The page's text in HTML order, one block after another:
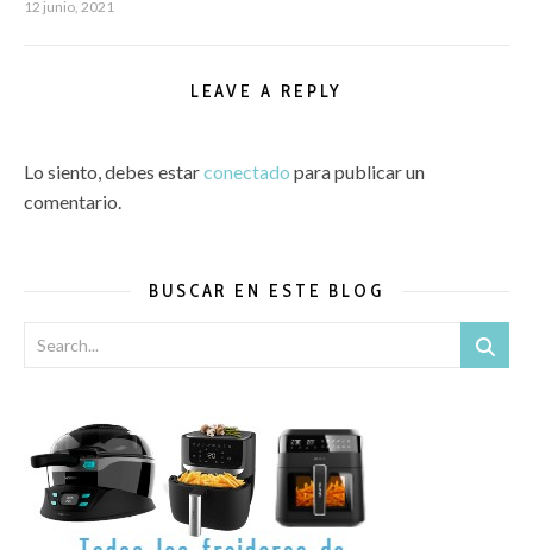
12 junio, 2021
LEAVE A REPLY
Lo siento, debes estarconectado para publicar un
comentario.
BUSCAR EN ESTE BLOG